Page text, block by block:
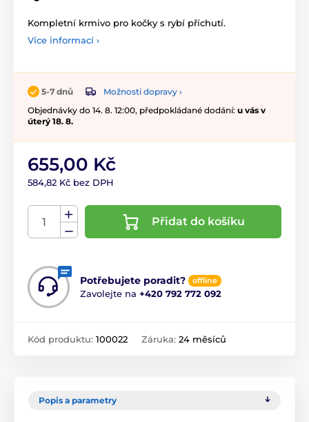
Kompletní krmivo pro kočky s rybí příchutí.
Více informací ›
5-7 dnů
Možnosti dopravy ›
Objednávky do 14. 8. 12:00, předpokládané dodání: u vás v
úterý 18. 8.
655,00 Kč
584,82 Kč bez DPH
Přidat do košíku
Potřebujete poradit? offline
Zavolejte na +420 792 772 092
Kód produktu: 100022 Záruka: 24 měsíců
Popis a parametry